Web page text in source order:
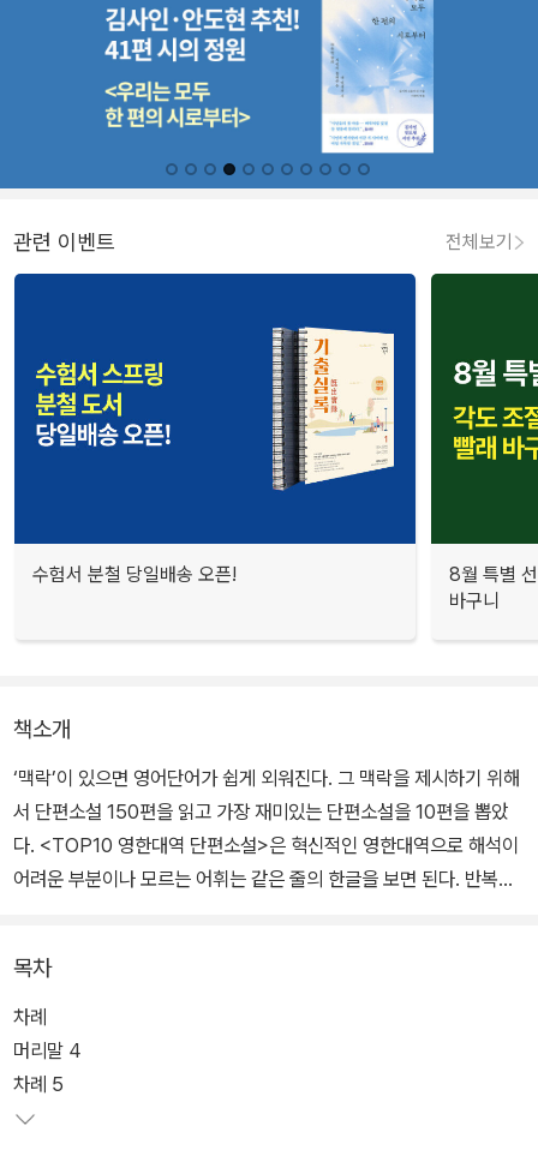
관련 이벤트 전체보기
수험서 분철 당일배송 오픈!
8월 특별
바구니
책소개
‘맥락’이 있으면 영어단어가 쉽게 외워진다. 그 맥락을 제시하기 위해
서 단편소설 150편을 읽고 가장 재미있는 단편소설을 10편을 뽑았
다. <TOP10 영한대역 단편소설>은 혁신적인 영한대역으로 해석이
어려운 부분이나 모르는 어휘는 같은 줄의 한글을 보면 된다. 반복해
목차
차례
머리말 4
차례 5